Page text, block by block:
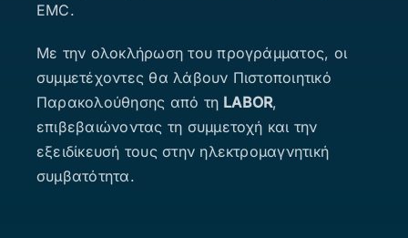
EMC.
Με την ολοκλήρωση του προγράμματος, οι
συμμετέχοντες θα λάβουν Πιστοποιητικό
Παρακολούθησης από τη LABOR,
επιβεβαιώνοντας τη συμμετοχή και την
εξειδίκευσή τους στην ηλεκτρομαγνητική
συμβατότητα.